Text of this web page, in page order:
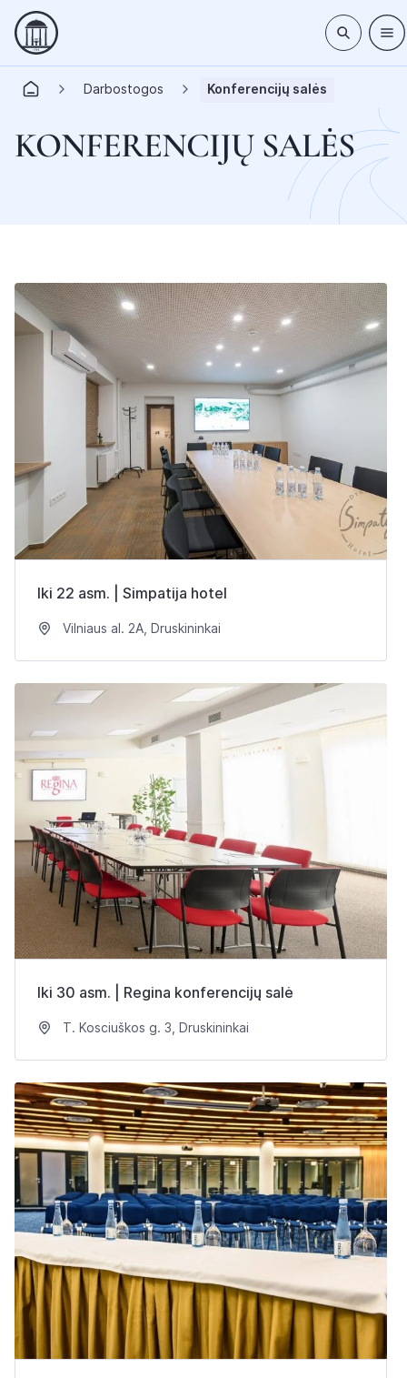
Darbostogos Konferencijų salės
KONFERENCIJŲ SALĖS
Iki 22 asm. | Simpatija hotel
Vilniaus al. 2A, Druskininkai
Iki 30 asm. | Regina konferencijų salė
T. Kosciuškos g. 3, Druskininkai